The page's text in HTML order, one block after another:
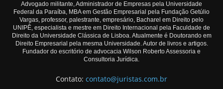
Advogado militante, Administrador de Empresas pela Universidade
Federal da Paraíba, MBA em Gestão Empresarial pela Fundação Getúlio
Vargas, professor, palestrante, empresário, Bacharel em Direito pelo
UNIPÊ, especialista e mestre em Direito Internacional pela Faculdade de
Direito da Universidade Clássica de Lisboa. Atualmente é Doutorando em
Direito Empresarial pela mesma Universidade. Autor de livros e artigos.
Fundador do escritório de advocacia Wilson Roberto Assessoria e
Consultoria Jurídica.
Contato: contato@juristas.com.br